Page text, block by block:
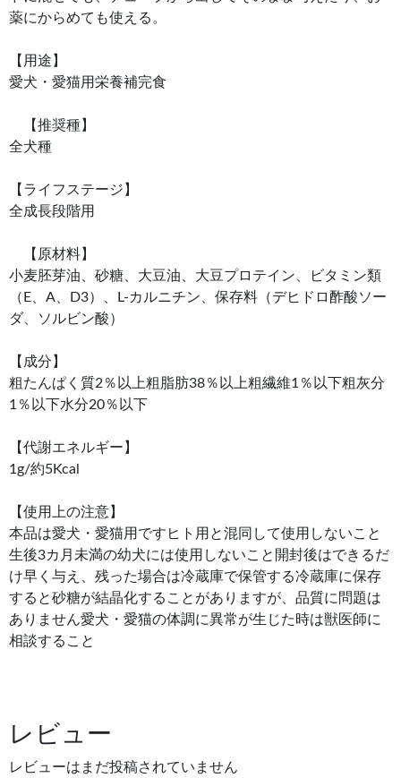
薬にからめても使える。
【用途】
愛犬・愛猫用栄養補完食
【推奨種】
全犬種
【ライフステージ】
全成長段階用
【原材料】
小麦胚芽油、砂糖、大豆油、大豆プロテイン、ビタミン類
（E、A、D3）、L-カルニチン、保存料（デヒドロ酢酸ソー
ダ、ソルビン酸）
【成分】
粗たんぱく質2％以上粗脂肪38％以上粗繊維1％以下粗灰分
1％以下水分20％以下
【代謝エネルギー】
1g/約5Kcal
【使用上の注意】
本品は愛犬・愛猫用ですヒト用と混同して使用しないこと
生後3カ月未満の幼犬には使用しないこと開封後はできるだ
け早く与え、残った場合は冷蔵庫で保管する冷蔵庫に保存
すると砂糖が結晶化することがありますが、品質に問題は
ありません愛犬・愛猫の体調に異常が生じた時は獣医師に
相談すること
レビュー
レビューはまだ投稿されていません